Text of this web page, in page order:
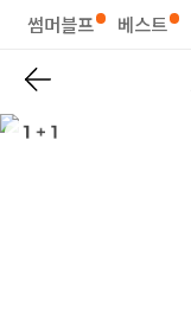
썸머블프 베스트